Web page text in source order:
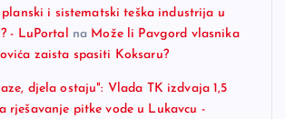
i sistematski teška industrija u
- LuPortal na Može li Pavgord vlasnika
zaista spasiti Koksaru?
djela ostaju": Vlada TK izdvaja 1,5
rješavanje pitke vode u Lukavcu -